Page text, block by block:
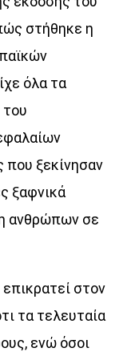
στήθηκε η
όλα τα
του
που ξεκίνησαν
ξαφνικά
ανθρώπων σε
στον
τα τελευταία
ενώ όσοι